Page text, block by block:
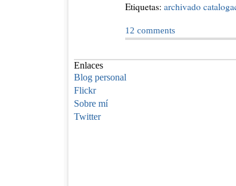
Etiquetas: archivado
12 comments
Enlaces
Blog personal
Flickr
Sobre mí
Twitter